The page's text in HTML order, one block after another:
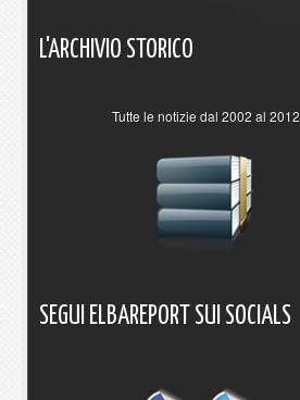
L'ARCHIVIO STORICO
Tutte le notizie dal 2002 al 2012
SEGUI ELBAREPORT SUI SOCIALS